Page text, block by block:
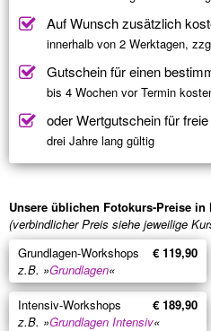
Auf Wunsch zusätzlich
innerhalb von 2 Werktagen,
Gutschein für einen
bis 4 Wochen vor Termin
oder Wertgutschein für
drei Jahre lang gültig
Unsere üblichen Fotokurs-Preise in
(verbindlicher Preis siehe jeweilige
Grundlagen-Workshops
€ 119,90
z.B. »Grundlagen«
Intensiv-Workshops
€ 189,90
z.B. »Grundlagen Intensiv«